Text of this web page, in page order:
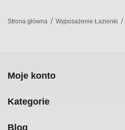
Strona główna / Wyposażenie Łazienki /
Moje konto
Kategorie
Blog